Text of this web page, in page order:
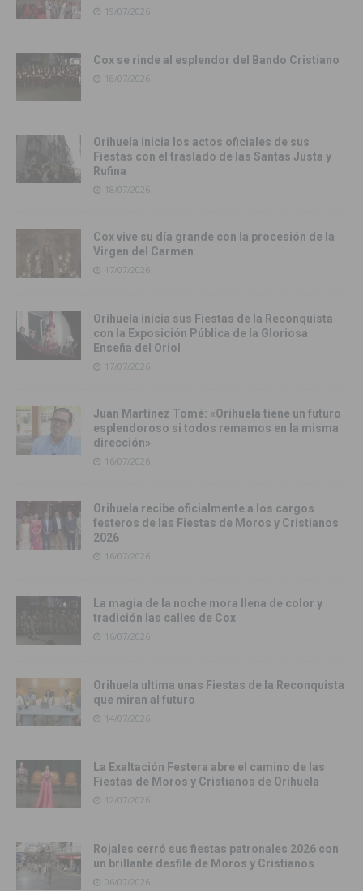
19/07/2026
Cox se rinde al esplendor del Bando Cristiano
18/07/2026
Orihuela inicia los actos oficiales de sus
Fiestas con el traslado de las Santas Justa y
Rufina
18/07/2026
Cox vive su día grande con la procesión de la
Virgen del Carmen
17/07/2026
Orihuela inicia sus Fiestas de la Reconquista
con la Exposición Pública de la Gloriosa
Enseña del Oriol
17/07/2026
Juan Martínez Tomé: «Orihuela tiene un futuro
esplendoroso si todos remamos en la misma
dirección»
16/07/2026
Orihuela recibe oficialmente a los cargos
festeros de las Fiestas de Moros y Cristianos
2026
16/07/2026
La magia de la noche mora llena de color y
tradición las calles de Cox
16/07/2026
Orihuela ultima unas Fiestas de la Reconquista
que miran al futuro
14/07/2026
La Exaltación Festera abre el camino de las
Fiestas de Moros y Cristianos de Orihuela
12/07/2026
Rojales cerró sus fiestas patronales 2026 con
un brillante desfile de Moros y Cristianos
06/07/2026